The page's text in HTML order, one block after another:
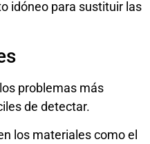
idóneo para sustituir las
problemas más
de detectar.
los materiales como el